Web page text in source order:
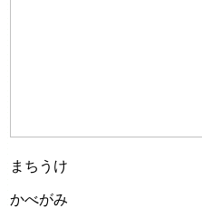
まちうけ
かべがみ